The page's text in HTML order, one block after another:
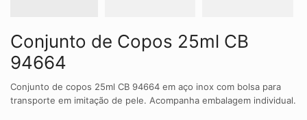
Conjunto de Copos 25ml CB
94664
Conjunto de copos 25ml CB 94664 em aço inox com bolsa para
transporte em imitação de pele. Acompanha embalagem individual.